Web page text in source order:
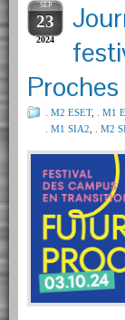
SEP
23
2024
Proches
. M2 ESET, . M1
. M1 SIA2
. M2